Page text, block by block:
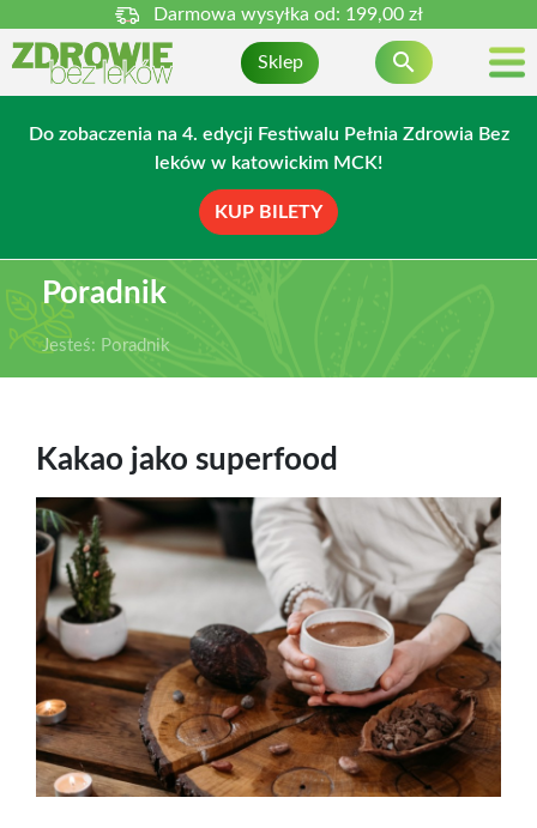
Darmowa wysyłka od: 199,00 zł
Sklep 
Do zobaczenia na 4. edycji Festiwalu Pełnia Zdrowia Bez
leków w katowickim MCK!
KUP BILETY
Poradnik
Jesteś: Poradnik
Kakao jako superfood